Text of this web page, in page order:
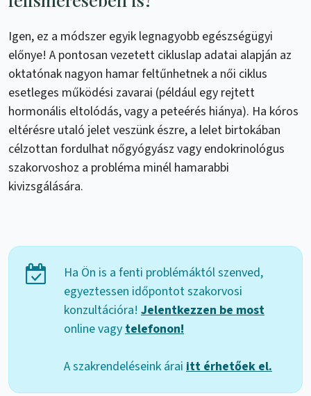
Igen, ez a módszer egyik legnagyobb egészségügyi
előnye! A pontosan vezetett cikluslap adatai alapján az
oktatónak nagyon hamar feltűnhetnek a női ciklus
esetleges működési zavarai (például egy rejtett
hormonális eltolódás, vagy a peteérés hiánya). Ha kóros
eltérésre utaló jelet veszünk észre, a lelet birtokában
célzottan fordulhat nőgyógyász vagy endokrinológus
szakorvoshoz a probléma minél hamarabbi
kivizsgálására.
Ha Ön is a fenti problémáktól szenved,
egyeztessen időpontot szakorvosi
konzultációra! Jelentkezzen be most
online vagytelefonon!
A szakrendeléseink árai itt érhetőek el.